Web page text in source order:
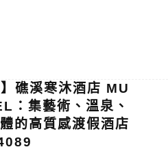
礁溪寒沐酒店 MU
：集藝術、溫泉、
的高質感渡假酒店